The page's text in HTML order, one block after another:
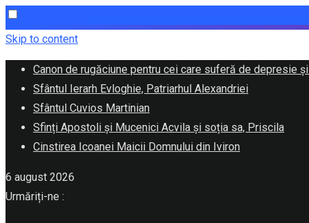
Skip to content
Canon de rugăciune pentru cei care suferă de depresie
Sfântul Ierarh Evloghie, Patriarhul Alexandriei
Sfântul Cuvios Martinian
Sfinți Apostoli și Mucenici Acvila și soția sa, Priscila
Cinstirea Icoanei Maicii Domnului din Iviron
6 august 2026
Urmăriți-ne :